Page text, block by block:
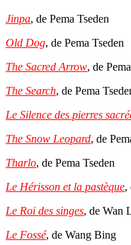
Jinpa, de Pema Tseden
Old Dog, de Pema Tseden
The Sacred Arrow, de
The Search, de Pema
Le Silence des pierres
The Snow Leopard, de
Tharlo, de Pema Tseden
Le Hérisson et la pastèque,
Le Roi des singes, de Wan
Le Fossé, de Wang Bing